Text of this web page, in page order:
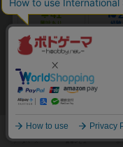
41
興味あり 経験